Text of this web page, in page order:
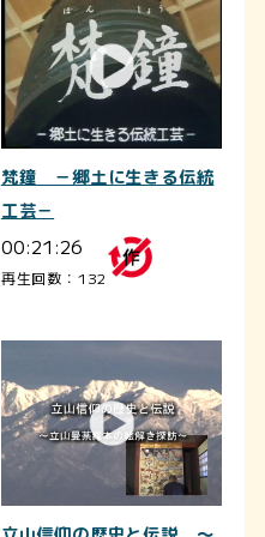
梵鐘 －郷土に生きる伝統
工芸－
00:21:26
再生回数：132